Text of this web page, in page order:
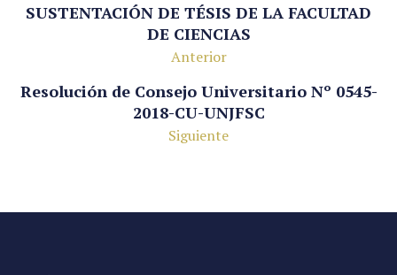
SUSTENTACIÓN DE TÉSIS DE LA FACULTAD
DE CIENCIAS
Anterior
Resolución de Consejo Universitario Nº 0545-
2018-CU-UNJFSC
Siguiente